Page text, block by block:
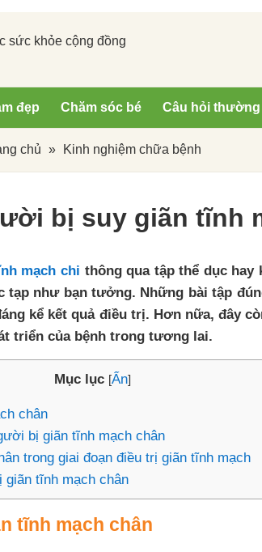
sức khỏe cộng đồng
đẹp Chăm sóc bé Câu hỏi thường
chủ » Kinh nghiệm chữa bệnh
bị suy giãn tĩnh
mạch chi thông qua tập thể dục
tạp như bạn tưởng. Những bài tập
kể kết quả điều trị. Hơn nữa, đây
triển của bệnh trong tương lai.
Mục lục [Ẩn]
chân
bị giãn tĩnh mạch chân
trong giai đoạn điều trị giãn tĩnh mạch
giãn tĩnh mạch chân
tĩnh mạch chân